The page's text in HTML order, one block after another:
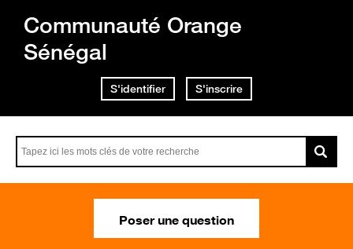
Communauté Orange
Sénégal
S'identifier S'inscrire
Poser une question